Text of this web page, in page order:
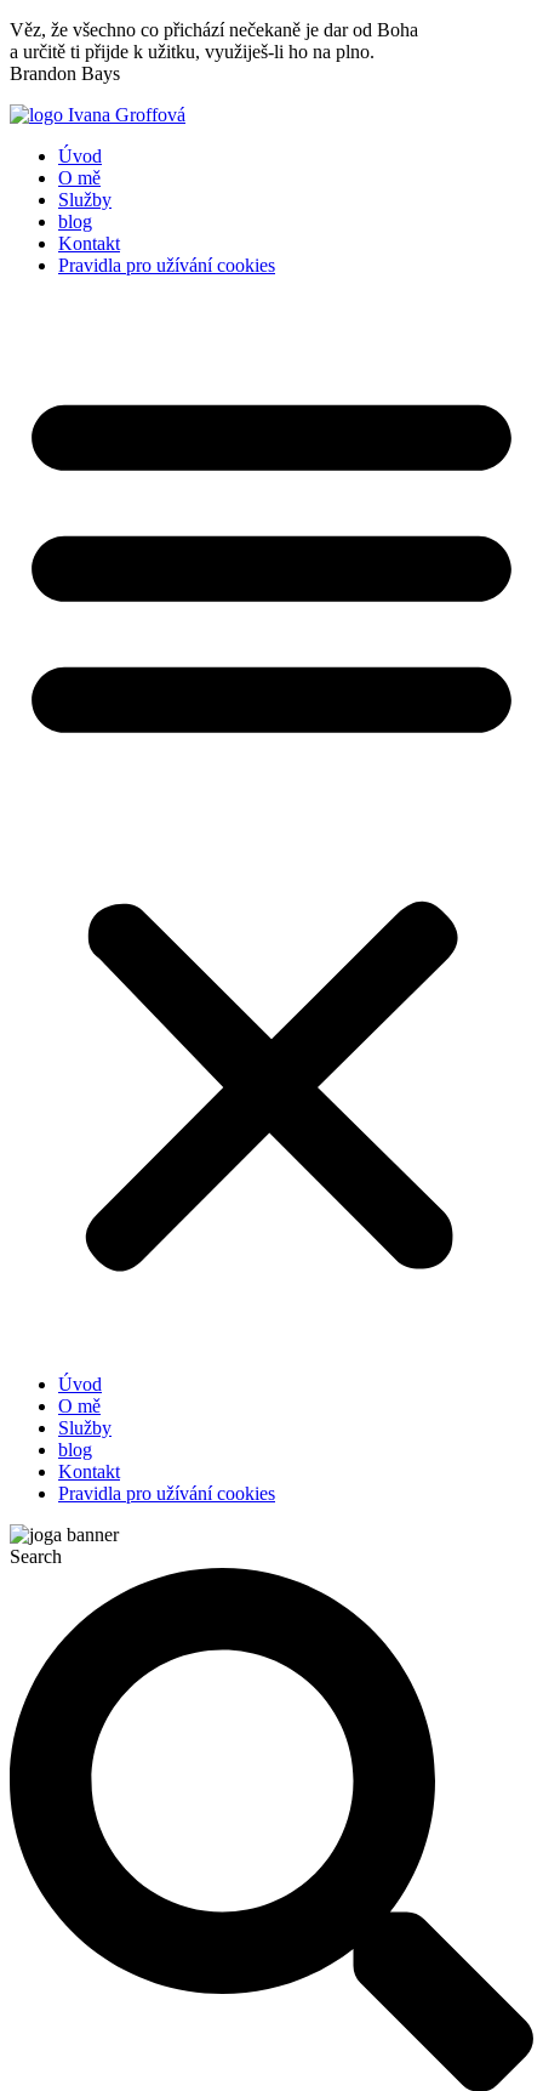
Přejít
k
obsahu
Věz, že všechno co přichází nečekaně je dar od Boha
a určitě ti přijde k užitku, využiješ-li ho na plno.
Brandon Bays
Úvod
O mě
Služby
blog
Kontakt
Pravidla pro užívání cookies
Úvod
O mě
Služby
blog
Kontakt
Pravidla pro užívání cookies
Search